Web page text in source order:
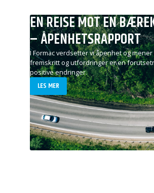
EN REISE MOT EN
– ÅPENHETSRAPPORT
I Formac verdsetter vi åpenhet og
fremskritt og utfordringer er en
positive endringer.
LES MER